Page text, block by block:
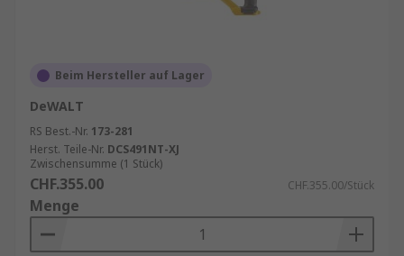
Beim Hersteller auf Lager
DeWALT
RS Best.-Nr. 173-281
Herst. Teile-Nr. DCS491NT-XJ
Zwischensumme (1 Stück)
CHF.355.00 CHF.355.00/Stück
Menge